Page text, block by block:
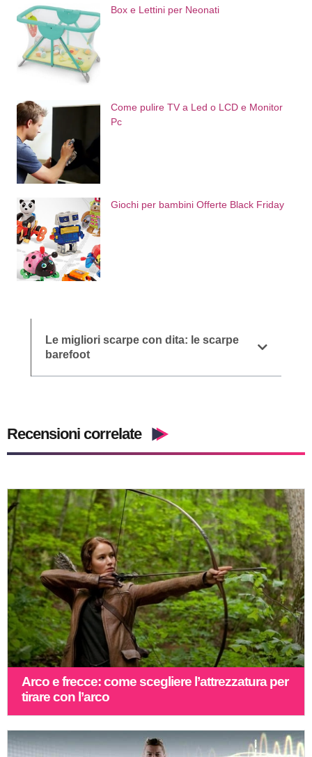
Box e Lettini per Neonati
Come pulire TV a Led o LCD e Monitor
Pc
Giochi per bambini Offerte Black Friday
Le migliori scarpe con dita: le scarpe
barefoot
Recensioni correlate
Arco e frecce: come scegliere l’attrezzatura per
tirare con l’arco